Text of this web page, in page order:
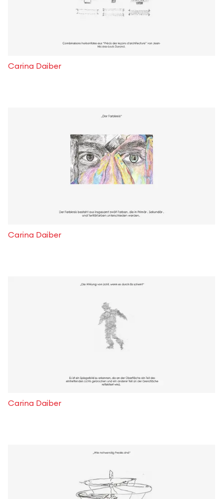
Carina Daiber
Carina Daiber
Carina Daiber